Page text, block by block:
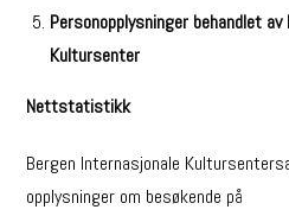
Personopplysninger behandlet
Kultursenter
Nettstatistikk
Bergen Internasjonale
opplysninger om besøkende på